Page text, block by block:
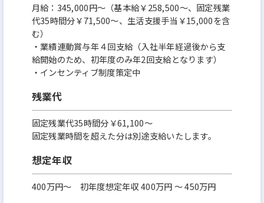
月給：345,000円～（基本給￥258,500～、固定残業
代35時間分￥71,500～、生活支援手当￥15,000を含
む）
・業績連動賞与年４回支給（入社半年経過後から支
給開始のため、初年度のみ年2回支給となります）
・インセンティブ制度策定中
残業代
固定残業代35時間分￥61,100～
固定残業時間を超えた分は別途支給いたします。
想定年収
400万円〜 初年度想定年収 400万円 〜 450万円